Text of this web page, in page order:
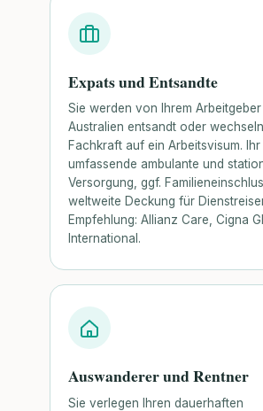
Expats und Entsandte
Sie werden von Ihrem
Australien entsandt oder
Fachkraft auf ein Arbeitsvisum. Ihr
umfassende ambulante und
Versorgung, ggf.
weltweite Deckung für
Empfehlung: Allianz Care, Cigna
International.
Auswanderer und Rentner
Sie verlegen Ihren dauerhaften